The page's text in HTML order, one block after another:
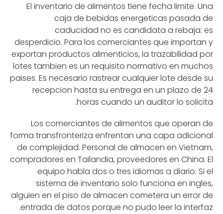
El inventario de alimentos tiene fecha limite. Una
caja de bebidas energeticas pasada de
caducidad no es candidata a rebaja: es
desperdicio. Para los comerciantes que importan y
exportan productos alimenticios, la trazabilidad por
lotes tambien es un requisito normativo en muchos
paises. Es necesario rastrear cualquier lote desde su
recepcion hasta su entrega en un plazo de 24
horas cuando un auditor lo solicita.
Los comerciantes de alimentos que operan de
forma transfronteriza enfrentan una capa adicional
de complejidad. Personal de almacen en Vietnam,
compradores en Tailandia, proveedores en China. El
equipo habla dos o tres idiomas a diario. Si el
sistema de inventario solo funciona en ingles,
alguien en el piso de almacen cometera un error de
entrada de datos porque no pudo leer la interfaz.